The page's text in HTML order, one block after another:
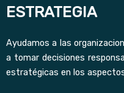
ESTRATEGIA
Ayudamos a las
a tomar decisiones
estratégicas en los